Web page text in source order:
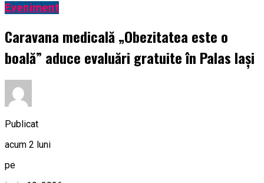
Eveniment
Caravana medicală „Obezitatea este o
boală” aduce evaluări gratuite în Palas Iași
Publicat
acum 2 luni
pe